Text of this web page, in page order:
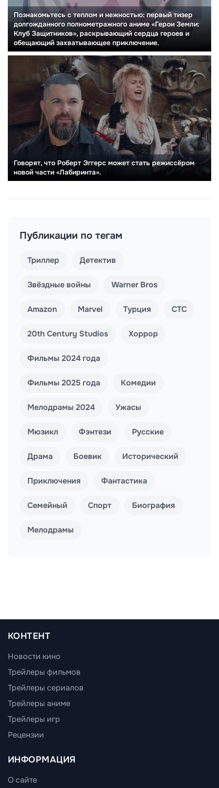
Познакомьтесь с теплом и нежностью: первый тизер
долгожданного полнометражного аниме «Герои Земли:
Клуб Защитников», раскрывающий сердца героев и
обещающий захватывающее приключение.
Говорят, что Роберт Эггерс может стать режиссёром
новой части «Лабиринта».
Публикации по тегам
Триллер Детектив
Звёздные войны Warner Bros
Amazon Marvel Турция СТС
20th Century Studios Хоррор
Фильмы 2024 года
Фильмы 2025 года Комедии
Мелодрамы 2024 Ужасы
Мюзикл Фэнтези Русские
Драма Боевик Исторический
Приключения Фантастика
Семейный Спорт Биография
Мелодрамы
КОНТЕНТ
Новости кино
Трейлеры фильмов
Трейлеры сериалов
Трейлеры аниме
Трейлеры игр
Рецензии
ИНФОРМАЦИЯ
О сайте